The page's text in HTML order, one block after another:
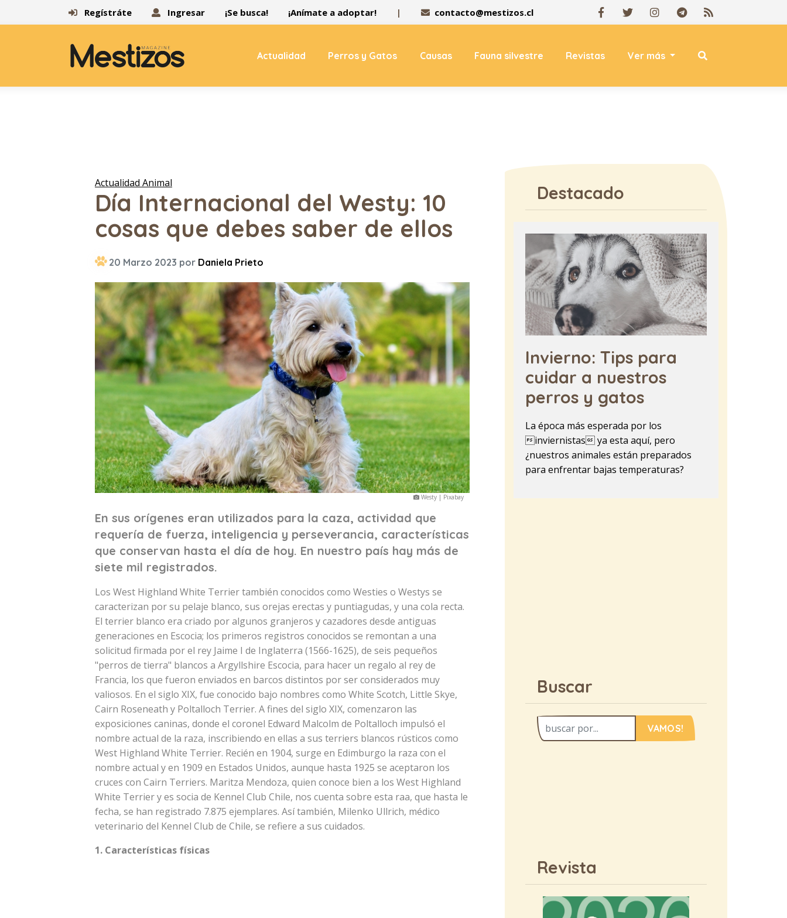
Regístráte Ingresar ¡Se busca! ¡Anímate a adoptar! | contacto@mestizos.cl
Actualidad Perros y Gatos Causas Fauna silvestre Revistas Ver más
Actualidad Animal
Día Internacional del Westy: 10
cosas que debes saber de ellos
20 Marzo 2023 por Daniela Prieto
Westy | Pixabay
En sus orígenes eran utilizados para la caza, actividad que
requería de fuerza, inteligencia y perseverancia, características
que conservan hasta el día de hoy. En nuestro país hay más de
siete mil registrados.
Los West Highland White Terrier también conocidos como Westies o Westys se
caracterizan por su pelaje blanco, sus orejas erectas y puntiagudas, y una cola recta.
El terrier blanco era criado por algunos granjeros y cazadores desde antiguas
generaciones en Escocia; los primeros registros conocidos se remontan a una
solicitud firmada por el rey Jaime I de Inglaterra (1566-1625), de seis pequeños
"perros de tierra" blancos a Argyllshire Escocia, para hacer un regalo al rey de
Francia, los que fueron enviados en barcos distintos por ser considerados muy
valiosos. En el siglo XIX, fue conocido bajo nombres como White Scotch, Little Skye,
Cairn Roseneath y Poltalloch Terrier. A fines del siglo XIX, comenzaron las
exposiciones caninas, donde el coronel Edward Malcolm de Poltalloch impulsó el
nombre actual de la raza, inscribiendo en ellas a sus terriers blancos rústicos como
West Highland White Terrier. Recién en 1904, surge en Edimburgo la raza con el
nombre actual y en 1909 en Estados Unidos, aunque hasta 1925 se aceptaron los
cruces con Cairn Terriers. Maritza Mendoza, quien conoce bien a los West Highland
White Terrier y es socia de Kennel Club Chile, nos cuenta sobre esta raa, que hasta le
fecha, se han registrado 7.875 ejemplares. Así también, Milenko Ullrich, médico
veterinario del Kennel Club de Chile, se refiere a sus cuidados.
1. Características físicas
Destacado
Invierno: Tips para
cuidar a nuestros
perros y gatos
La época más esperada por los
inviernistas ya esta aquí, pero
¿nuestros animales están preparados
para enfrentar bajas temperaturas?
Buscar
VAMOS!
Revista